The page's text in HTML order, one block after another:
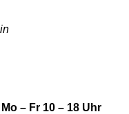
Mo – Fr 10 – 18 Uhr